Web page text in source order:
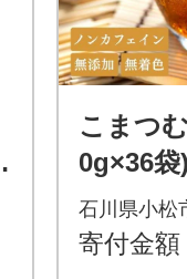
こまつ
0g×36
ンカフ
石川県小松
寄付金額